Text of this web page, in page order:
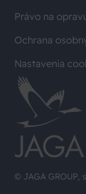
© JAGA GROUP,
Právo na
Ochrana
Nastavenia